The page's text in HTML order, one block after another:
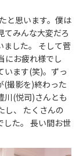
と思います。僕は
てみんな大変だろ
ました。 そして菅
にお疲れ様でし
います(笑)。ずっ
(撮影を)終わった
川(悦司)さんとも
し、 たくさんの
した。 長い間お世